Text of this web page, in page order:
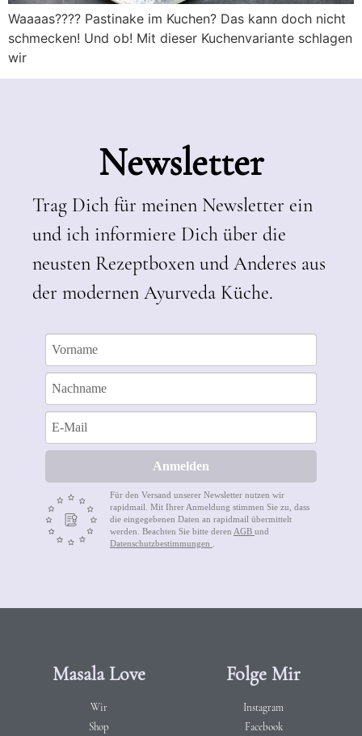
Waaaas???? Pastinake im Kuchen? Das kann doch nicht
schmecken! Und ob! Mit dieser Kuchenvariante schlagen
wir
Newsletter
Trag Dich für meinen Newsletter ein
und ich informiere Dich über die
neusten Rezeptboxen und Anderes aus
der modernen Ayurveda Küche.
Anmelden
Für den Versand unserer Newsletter nutzen wir
rapidmail. Mit Ihrer Anmeldung stimmen Sie zu, dass
die eingegebenen Daten an rapidmail übermittelt
werden. Beachten Sie bitte deren AGB und
Datenschutzbestimmungen
Masala Love
Wir
Shop
Folge Mir
Instagram
Facebook